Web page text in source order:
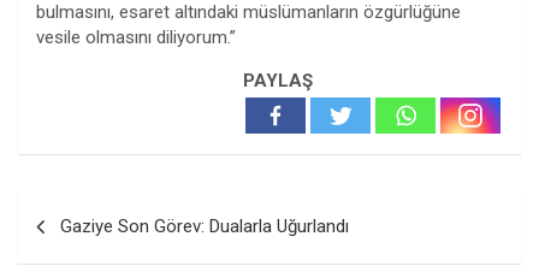
bulmasını, esaret altındaki müslümanların özgürlüğüne
vesile olmasını diliyorum.”
PAYLAŞ
gezinmesi
Gaziye Son Görev: Dualarla Uğurlandı